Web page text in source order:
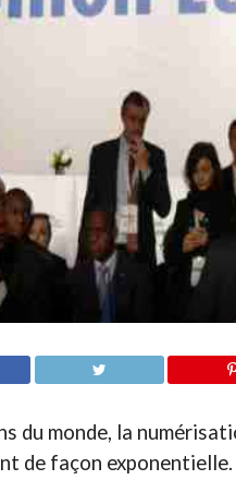
du monde, la
de façon